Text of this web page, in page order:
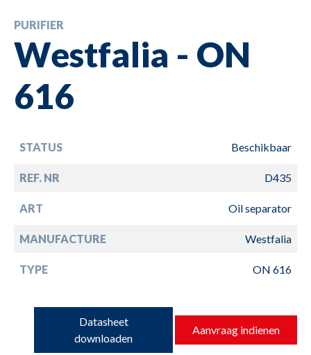
PURIFIER
Westfalia - ON
616
STATUS Beschikbaar
REF. NR D435
ART Oil separator
MANUFACTURE Westfalia
TYPE ON 616
Datasheet
downloaden
Aanvraag indienen